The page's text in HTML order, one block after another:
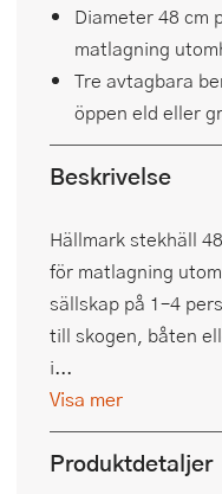
Diameter 48 cm
matlagning
Tre avtagbara
öppen eld eller
Beskrivelse
Hällmark stekhäll
för matlagning
sällskap på 1–4
till skogen, båten
i...
Visa mer
Produktdetaljer